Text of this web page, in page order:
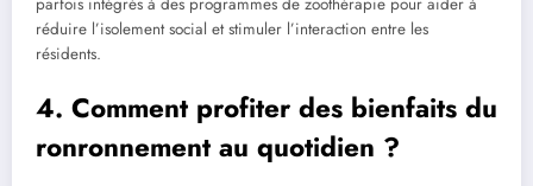
réduire l’isolement social et stimuler l’interaction entre les
résidents.
4. Comment profiter des bienfaits du
ronronnement au quotidien ?